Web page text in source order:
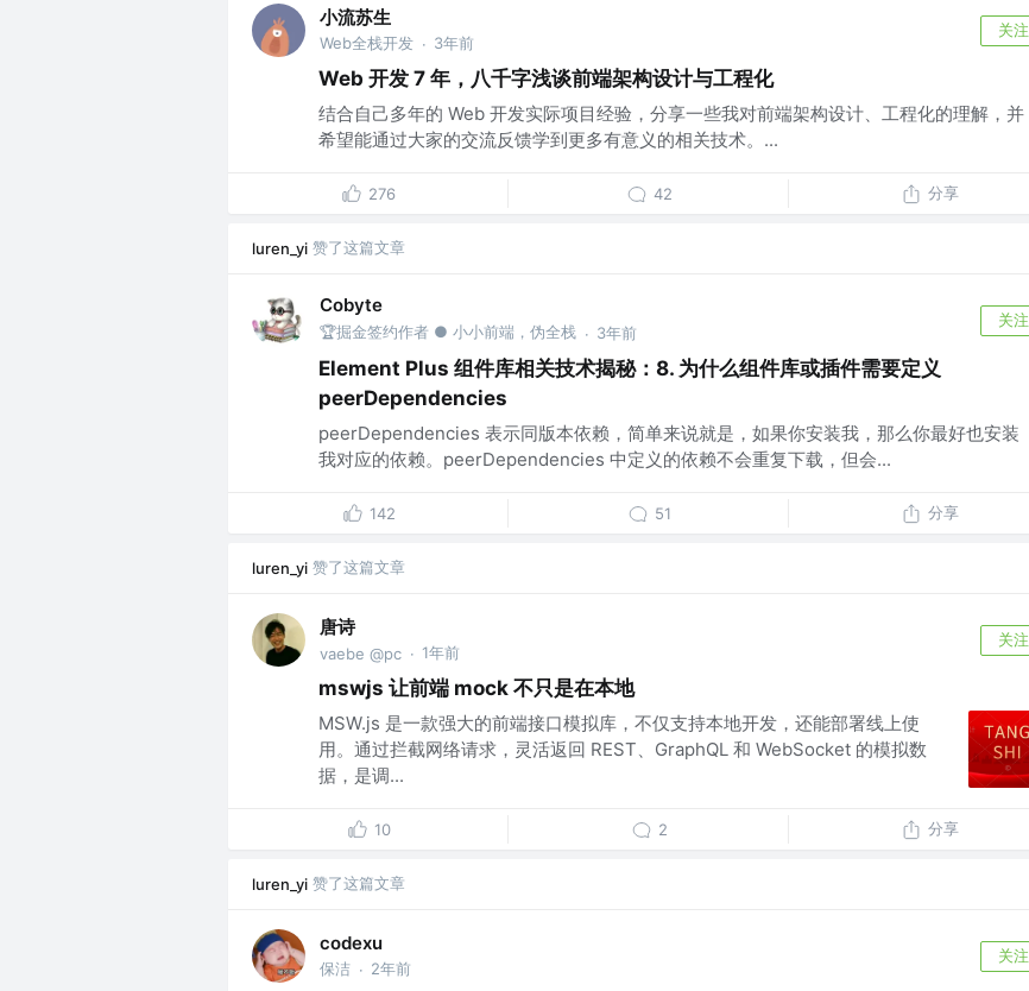
小流苏生
Web全栈开发 · 3年前
关注
Web 开发 7 年，八千字浅谈前端架构设计与工程化
结合自己多年的 Web 开发实际项目经验，分享一些我对前端架构设计、工程化的理解，并
希望能通过大家的交流反馈学到更多有意义的相关技术。...
276 42 分享
luren_yi 赞了这篇文章
Cobyte
🏆掘金签约作者 ● 小小前端，伪全栈 · 3年前
关注
Element Plus 组件库相关技术揭秘：8. 为什么组件库或插件需要定义
peerDependencies
peerDependencies 表示同版本依赖，简单来说就是，如果你安装我，那么你最好也安装
我对应的依赖。peerDependencies 中定义的依赖不会重复下载，但会...
142 51 分享
luren_yi 赞了这篇文章
唐诗
vaebe @pc · 1年前
关注
mswjs 让前端 mock 不只是在本地
MSW.js 是一款强大的前端接口模拟库，不仅支持本地开发，还能部署线上使
用。通过拦截网络请求，灵活返回 REST、GraphQL 和 WebSocket 的模拟数
据，是调...
10 2 分享
luren_yi 赞了这篇文章
codexu
保洁 · 2年前
关注